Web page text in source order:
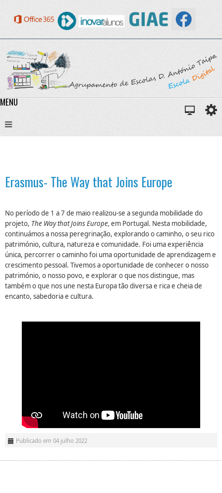
MENU
Erasmus- The Way that Joins Europe
No período de 1 a 7 de maio realizou-se a segunda mobilidade do
projeto, The Way that Joins Europe, em Portugal. Nesta mobilidade,
continuámos a nossa peregrinação, explorando o caminho, o seu rico
património, cultura, natureza e comunidade. Foi uma experiência
única, percorrer o caminho foi uma oportunidade de aprendizagem e
crescimento pessoal. Tivemos a oportunidade de conhecer o nosso
património, o nosso povo, e explorar o que nos distingue, mas
também o que nos une nesta Europa tão diversa e rica e cheia de
encanto, sabedoria e cultura.
Publicado em 04 julho 2022